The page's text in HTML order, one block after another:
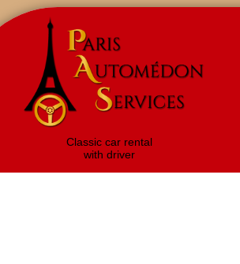
Classic car rental
with driver